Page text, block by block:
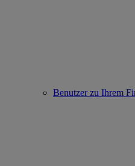
Benutzer zu Ihrem